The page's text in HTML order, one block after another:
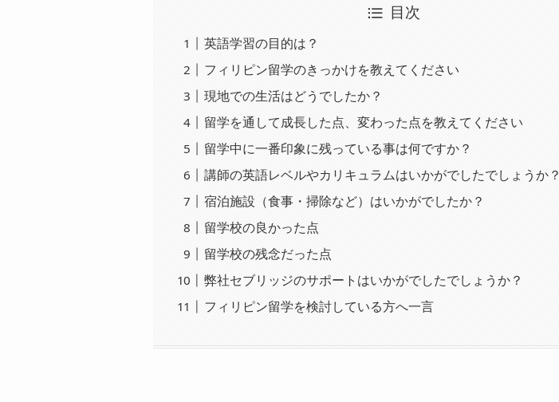
目次
英語学習の目的は？
フィリピン留学のきっかけを教えてください
現地での生活はどうでしたか？
留学を通して成長した点、変わった点を教えてください
留学中に一番印象に残っている事は何ですか？
講師の英語レベルやカリキュラムはいかがでしたでしょうか？
宿泊施設（食事・掃除など）はいかがでしたか？
留学校の良かった点
留学校の残念だった点
弊社セブリッジのサポートはいかがでしたでしょうか？
フィリピン留学を検討している方へ一言